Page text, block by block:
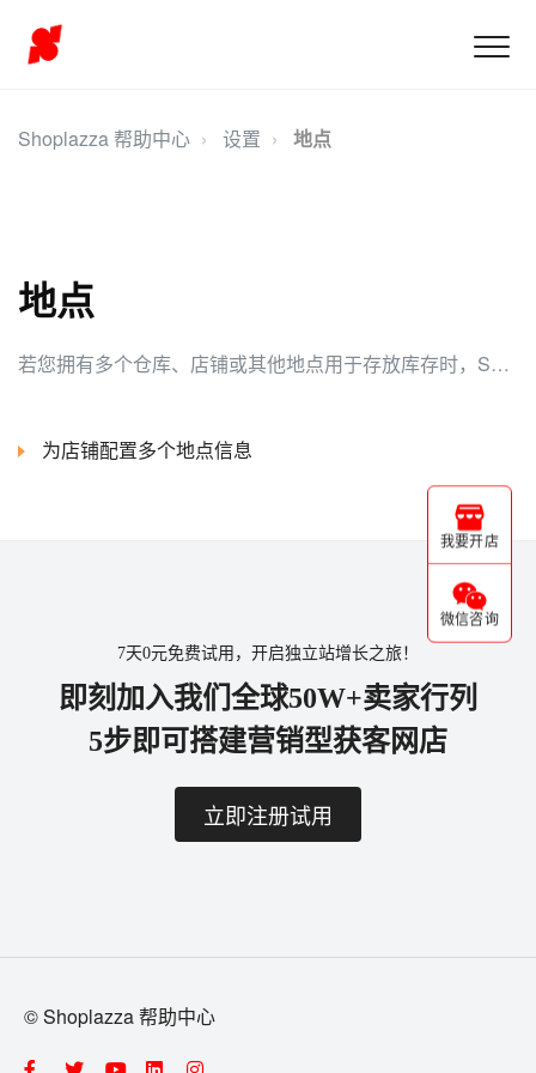
Shoplazza 帮助中心 设置 地点
地点
若您拥有多个仓库、店铺或其他地点用于存放库存时，Shoplazza后台可以支持您添加和管理这些地点信息。
为店铺配置多个地点信息
我要开店
微信咨询
7天0元免费试用，开启独立站增长之旅！
即刻加入我们全球50W+卖家行列
5步即可搭建营销型获客网店
立即注册试用
© Shoplazza 帮助中心